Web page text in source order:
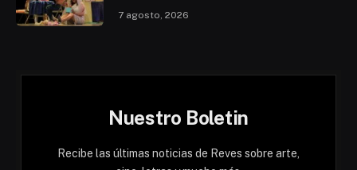
7 agosto, 2026
Nuestro Boletin
Recibe las últimas noticias de Reves sobre arte,